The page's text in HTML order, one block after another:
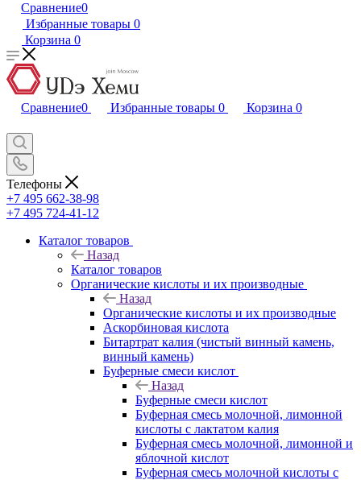
Сравнение0
Избранные товары 0
Корзина 0
Сравнение0 Избранные товары 0 Корзина 0
Телефоны
+7 495 662-38-98
+7 495 724-41-12
Каталог товаров
Назад
Каталог товаров
Органические кислоты и их производные
Назад
Органические кислоты и их производные
Аскорбиновая кислота
Битартрат калия (чистый винный камень,
винный камень)
Буферные смеси кислот
Назад
Буферные смеси кислот
Буферная смесь молочной, лимонной
кислоты с лактатом калия
Буферная смесь молочной, лимонной и
яблочной кислот
Буферная смесь молочной кислоты с